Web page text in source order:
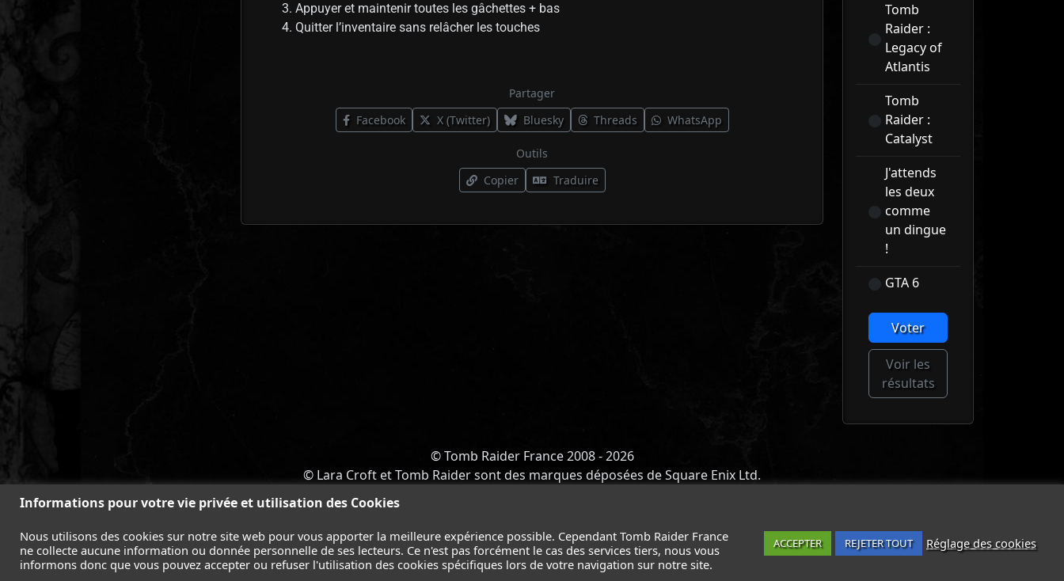
Appuyer et maintenir toutes les gâchettes + bas
Quitter l’inventaire sans relâcher les touches
Partager
Facebook
X (Twitter) Bluesky Threads WhatsApp
Outils
Copier
Traduire
Tomb
Raider :
Legacy of
Atlantis
Tomb
Raider :
Catalyst
J'attends
les deux
comme
un dingue
!
GTA 6
Voter
Voir les
résultats
Informations pour votre vie privée et utilisation des Cookies
Nous utilisons des cookies sur notre site web pour vous apporter la meilleure expérience possible. Cependant Tomb Raider France
ne collecte aucune information ou donnée personnelle de ses lecteurs. Ce n'est pas forcément le cas des services tiers, nous vous
informons donc que vous pouvez accepter ou refuser l'utilisation des cookies spécifiques lors de votre navigation sur notre site.
ACCEPTER REJETER TOUT Réglage des cookies
© Tomb Raider France 2008 - 2026
© Lara Croft et Tomb Raider sont des marques déposées de Square Enix Ltd.
ACCUEIL
TOMB RAIDER - LEGACY OF ATLANTIS